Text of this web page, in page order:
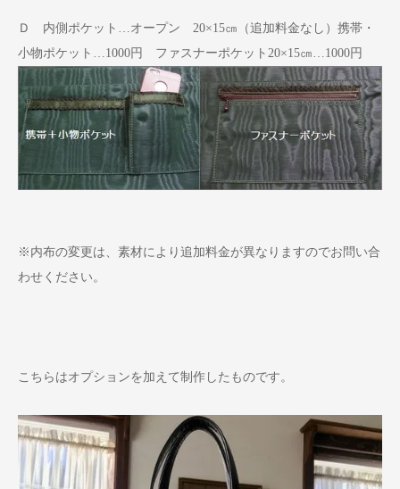
Ｄ 内側ポケット…オープン 20×15㎝（追加料金なし）携帯・
小物ポケット…1000円 ファスナーポケット20×15㎝…1000円
※内布の変更は、素材により追加料金が異なりますのでお問い合
わせください。
こちらはオプションを加えて制作したものです。